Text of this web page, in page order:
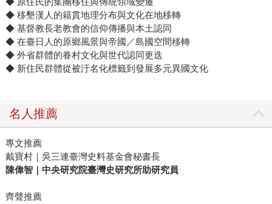
◆ 移墾漢人的籍貫地理分布與文化在地移轉
◆ 基督教長老教會的信仰傳播與本土認同
◆ 在臺日人的原鄉風景與帝國／島國空間移轉
◆ 外省群體的眷村文化與世代認同更迭
◆ 新住民群體從被汙名化標籤到發展多元異國文化
名人推薦
專文推薦
戴寶村｜吳三連臺灣史料基金會秘書長
陳偉智｜中央研究院臺灣史研究所助研究員
齊聲推薦